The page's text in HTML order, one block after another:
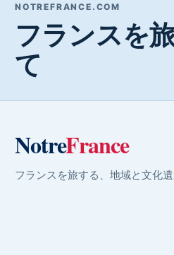
NOTREFRANCE.COM
フランスを
て
NotreFrance
フランスを旅する、地域と文化